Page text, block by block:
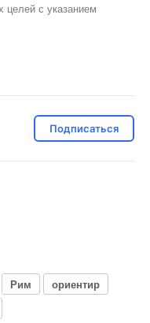
целей с указанием
Подписаться
Рим
ориентир